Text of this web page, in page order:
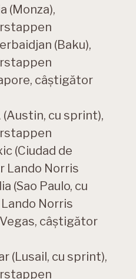
(Monza),
(Baku),
câștigător
cu sprint),
(Ciudad de
Lando Norris
(Sao Paulo, cu
Norris
câștigător
(Lusail, cu sprint),